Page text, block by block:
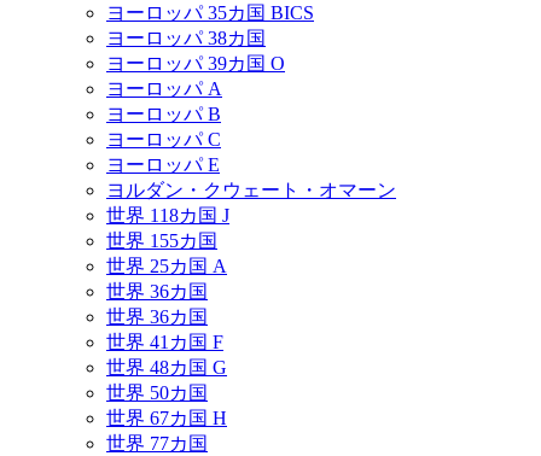
ヨーロッパ 35カ国 BICS
ヨーロッパ 38カ国
ヨーロッパ 39カ国 O
ヨーロッパ A
ヨーロッパ B
ヨーロッパ C
ヨーロッパ E
ヨルダン・クウェート・オマーン
世界 118カ国 J
世界 155カ国
世界 25カ国 A
世界 36カ国
世界 36カ国
世界 41カ国 F
世界 48カ国 G
世界 50カ国
世界 67カ国 H
世界 77カ国